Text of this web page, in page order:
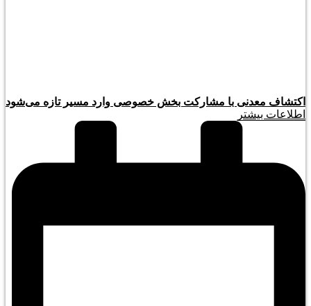
اکتشاف معدنی با مشارکت بخش خصوصی وارد مسیر تازه می‌شود
اطلاعات بیشتر